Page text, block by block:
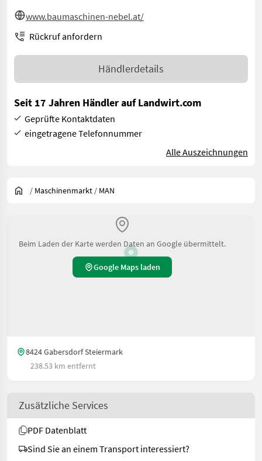
www.baumaschinen-nebel.at/
Rückruf anfordern
Händlerdetails
Seit 17 Jahren Händler auf Landwirt.com
Geprüfte Kontaktdaten
eingetragene Telefonnummer
Alle Auszeichnungen
/ Maschinenmarkt / MAN
Beim Laden der Karte werden Daten an Google übermittelt.
Google Maps laden
8424 Gabersdorf Steiermark
238.53 km entfernt
Zusätzliche Services
PDF Datenblatt
Sind Sie an einem Transport interessiert?